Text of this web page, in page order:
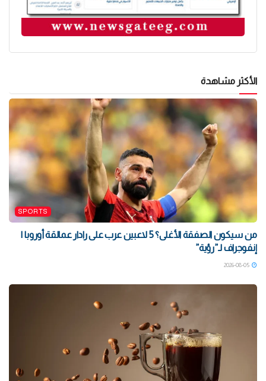
الأكثر مشاهدة
SPORTS
من سيكون الصفقة الأغلى؟ 5 لاعبين عرب على رادار عمالقة أوروبا |
إنفوجراف لـ”رؤية”